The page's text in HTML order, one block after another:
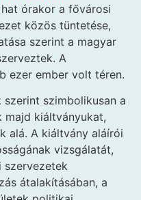
órakor a fővárosi
közös tüntetése,
szerint a magyar
A
ezer ember volt téren.
szimbolikusan a
majd kiáltványukat,
alá. A kiáltvány aláírói
vizsgálatát,
szervezetek
átalakításában, a